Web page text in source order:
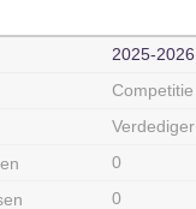
2025‑2026
Competitie
Verdediger
0
0